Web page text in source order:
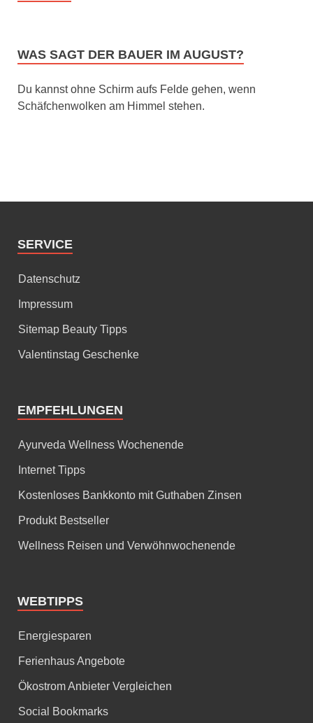
WAS SAGT DER BAUER IM AUGUST?
Du kannst ohne Schirm aufs Felde gehen, wenn
Schäfchenwolken am Himmel stehen.
SERVICE
Datenschutz
Impressum
Sitemap Beauty Tipps
Valentinstag Geschenke
EMPFEHLUNGEN
Ayurveda Wellness Wochenende
Internet Tipps
Kostenloses Bankkonto mit Guthaben Zinsen
Produkt Bestseller
Wellness Reisen und Verwöhnwochenende
WEBTIPPS
Energiesparen
Ferienhaus Angebote
Ökostrom Anbieter Vergleichen
Social Bookmarks